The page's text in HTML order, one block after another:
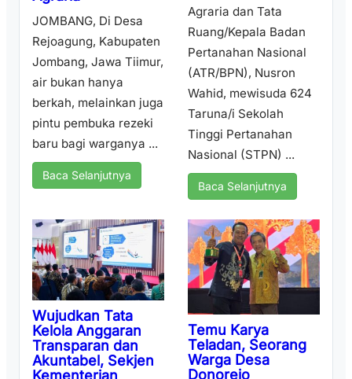
JOMBANG, Di Desa
Rejoagung, Kabupaten
Jombang, Jawa Tiimur,
air bukan hanya
berkah, melainkan juga
pintu pembuka rezeki
baru bagi warganya ...
Baca Selanjutnya
Agraria dan Tata
Ruang/Kepala Badan
Pertanahan Nasional
(ATR/BPN), Nusron
Wahid, mewisuda 624
Taruna/i Sekolah
Tinggi Pertanahan
Nasional (STPN) ...
Baca Selanjutnya
Wujudkan Tata
Kelola Anggaran
Transparan dan
Akuntabel, Sekjen
Kementerian
Temu Karya
Teladan, Seorang
Warga Desa
Donorejo